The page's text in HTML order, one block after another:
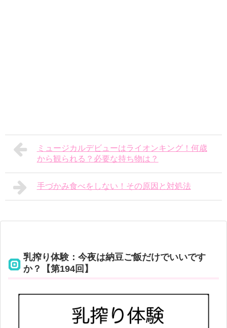
ミュージカルデビューはライオンキング！何歳
から観られる？必要な持ち物は？
手づかみ食べをしない！その原因と対処法
乳搾り体験：今夜は納豆ご飯だけでいいです
か？【第194回】